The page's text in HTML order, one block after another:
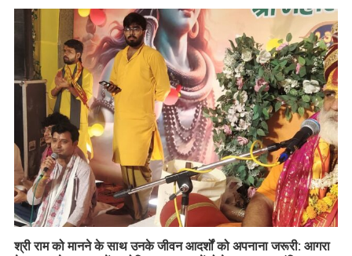
​श्री राम को मानने के साथ उनके जीवन आदर्शों को अपनाना जरूरी: आगरा